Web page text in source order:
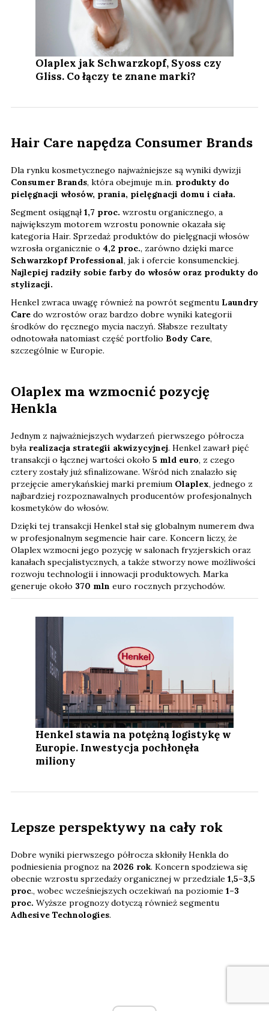
Olaplex jak Schwarzkopf, Syoss czy
Gliss. Co łączy te znane marki?
Hair Care napędza Consumer Brands
Dla rynku kosmetycznego najważniejsze są wyniki dywizji
Consumer Brands, która obejmuje m.in. produkty do
pielęgnacji włosów, prania, pielęgnacji domu i ciała.
Segment osiągnął1,7 proc. wzrostu organicznego, a
największym motorem wzrostu ponownie okazała się
kategoria Hair. Sprzedaż produktów do pielęgnacji włosów
wzrosła organicznie o 4,2 proc., zarówno dzięki marce
Schwarzkopf Professional, jak i ofercie konsumenckiej.
Najlepiej radziły sobie farby do włosów oraz produkty do
stylizacji.
Henkel zwraca uwagę również na powrót segmentu Laundry
Care do wzrostów oraz bardzo dobre wyniki kategorii
środków do ręcznego mycia naczyń. Słabsze rezultaty
odnotowała natomiast część portfolio Body Care,
szczególnie w Europie.
Olaplex ma wzmocnić pozycję
Henkla
Jednym z najważniejszych wydarzeń pierwszego półrocza
była realizacja strategii akwizycyjnej. Henkel zawarł pięć
transakcji o łącznej wartości około 5 mld euro, z czego
cztery zostały już sfinalizowane. Wśród nich znalazło się
przejęcie amerykańskiej marki premium Olaplex, jednego z
najbardziej rozpoznawalnych producentów profesjonalnych
kosmetyków do włosów.
Dzięki tej transakcji Henkel stał się globalnym numerem dwa
w profesjonalnym segmencie hair care. Koncern liczy, że
Olaplex wzmocni jego pozycję w salonach fryzjerskich oraz
kanałach specjalistycznych, a także stworzy nowe możliwości
rozwoju technologii i innowacji produktowych. Marka
generuje około 370 mln euro rocznych przychodów.
Henkel stawia na potężną logistykę w
Europie. Inwestycja pochłonęła
miliony
Lepsze perspektywy na cały rok
Dobre wyniki pierwszego półrocza skłoniły Henkla do
podniesienia prognoz na 2026 rok. Koncern spodziewa się
obecnie wzrostu sprzedaży organicznej w przedziale 1,5–3,5
proc., wobec wcześniejszych oczekiwań na poziomie 1–3
proc. Wyższe prognozy dotyczą również segmentu
Adhesive Technologies.